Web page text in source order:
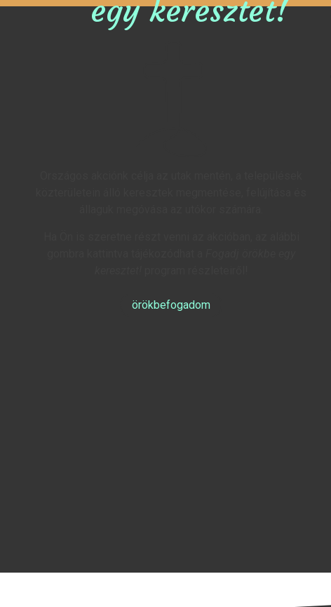
egy keresztet!
örökbefogadom